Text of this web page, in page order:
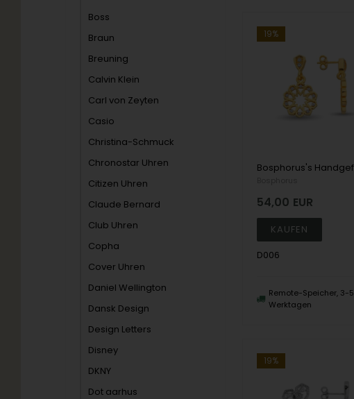
Boss
Braun
Breuning
Calvin Klein
Carl von Zeyten
Casio
Christina-Schmuck
Chronostar Uhren
Citizen Uhren
Claude Bernard
Club Uhren
Copha
Cover Uhren
Daniel Wellington
Dansk Design
Design Letters
Disney
DKNY
Dot aarhus
19%
54,00 EUR
D006
Remote-Speicher, 3-5
Werktagen
19%